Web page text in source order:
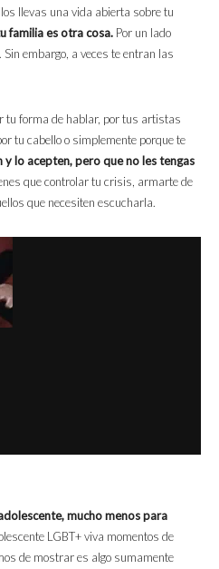
llevas una vida abierta sobre tu
familia es otra cosa. Por un lado
embargo, a veces te entran las
tu forma de hablar, por tus artistas
tu cabello o simplemente porque te
lo acepten, pero que no les tengas
que controlar tu crisis, armarte de
que necesiten escucharla.
mucho menos para
LGBT+ viva momentos de
de mostrar es algo sumamente